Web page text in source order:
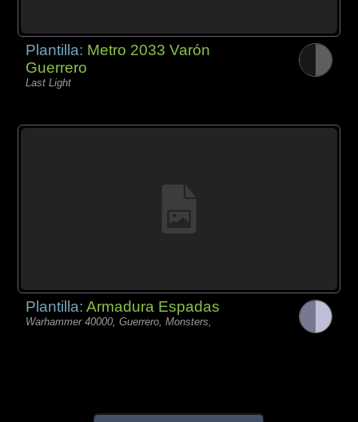
Plantilla: Metro 2033 Varón
Guerrero
Last Light
Plantilla:Armadura Espadas
Warhammer 40000, Guerrero, Monsters,